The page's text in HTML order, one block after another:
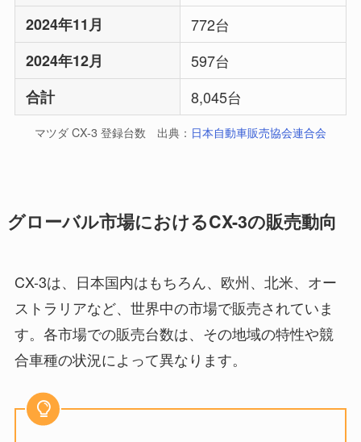
2024年11月
772台
2024年12月
597台
合計
8,045台
マツダ CX-3 登録台数 出典： 日本自動車販売協会連合会
グローバル市場におけるCX-3の販売動向
CX-3は、日本国内はもちろん、欧州、北米、オー
ストラリアなど、世界中の市場で販売されていま
す。各市場での販売台数は、その地域の特性や競
合車種の状況によって異なります。